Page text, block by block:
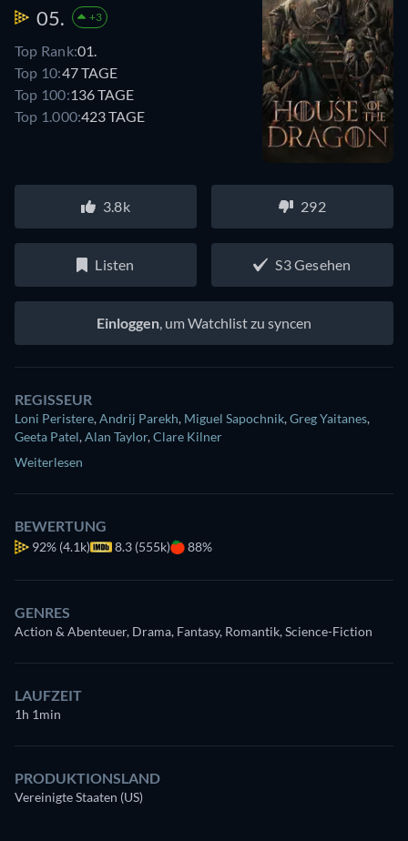
05. +3
Top Rank:01.
Top 10:47 TAGE
Top 100:136 TAGE
Top 1.000:423 TAGE
3.8k 292
Listen S3 Gesehen
Einloggen, um Watchlist zu syncen
REGISSEUR
Loni Peristere,Andrij Parekh, Miguel Sapochnik,Greg Yaitanes,
Geeta Patel,Alan Taylor,Clare Kilner
Weiterlesen
BEWERTUNG
92% (4.1k) 8.3 (555k) 88%
GENRES
Action & Abenteuer, Drama, Fantasy, Romantik, Science-Fiction
LAUFZEIT
1h 1min
PRODUKTIONSLAND
Vereinigte Staaten (US)